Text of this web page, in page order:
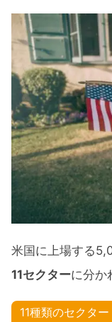
【3ヶ
【6ヶ
【年初
【1年
おすすめの
較
おすす
セクタ
米国株10月
とめ
米国に上場する
11セクターに分か
11種類のセクター